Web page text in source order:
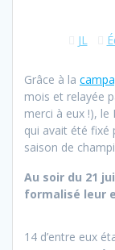
JL
Grâce à la
mois et relayée
merci à eux !), le
qui avait été fixé
saison de
Au soir du 21
formalisé leur
14 d’entre eux